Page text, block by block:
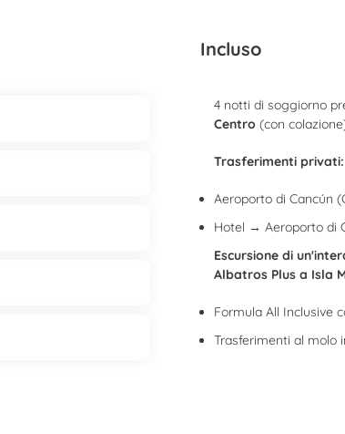
Incluso
4 notti di soggiorno
Centro(con
Trasferimenti privati:
Aeroporto di Cancún
Hotel → Aeroporto di
Escursione di
Albatros Plus a Isla
Formula All Inclusive
Trasferimenti al molo